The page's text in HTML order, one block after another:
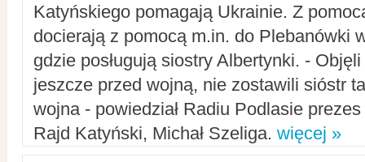
Katyńskiego pomagają Ukrainie. Z
docierają z pomocą m.in. do Plebanówki
gdzie posługują siostry Albertynki. -
jeszcze przed wojną, nie zostawili sióstr
wojna - powiedział Radiu Podlasie
Rajd Katyński, Michał Szeliga. więcej »